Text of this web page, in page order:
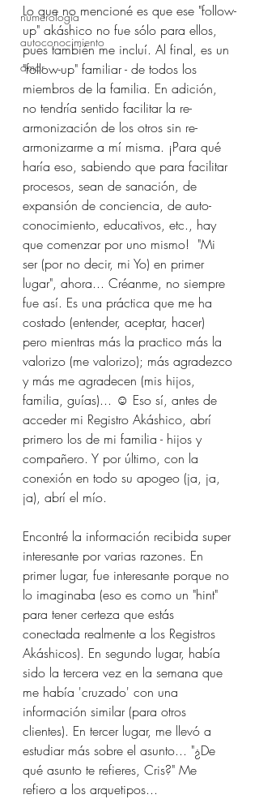
numerologia
autoconocimiento
amor
Lo que no mencioné es que ese "follow-
up" akáshico no fue sólo para ellos,
pues también me incluí. Al final, es un
"follow-up" familiar - de todos los
miembros de la familia. En adición,
no tendría sentido facilitar la re-
armonización de los otros sin re-
armonizarme a mí misma. ¡Para qué
haría eso, sabiendo que para facilitar
procesos, sean de sanación, de
expansión de conciencia, de auto-
conocimiento, educativos, etc., hay
que comenzar por uno mismo!  "Mi
ser (por no decir, mi Yo) en primer
lugar", ahora... Créanme, no siempre
fue así. Es una práctica que me ha
costado (entender, aceptar, hacer)
pero mientras más la practico más la
valorizo (me valorizo); más agradezco
y más me agradecen (mis hijos,
familia, guías)... ☺︎ Eso sí, antes de
acceder mi Registro Akáshico, abrí
primero los de mi familia - hijos y
compañero. Y por último, con la
conexión en todo su apogeo (ja, ja,
ja), abrí el mío.
Encontré la información recibida super
interesante por varias razones. En
primer lugar, fue interesante porque no
lo imaginaba (eso es como un "hint"
para tener certeza que estás
conectada realmente a los Registros
Akáshicos). En segundo lugar, había
sido la tercera vez en la semana que
me había 'cruzado' con una
información similar (para otros
clientes). En tercer lugar, me llevó a
estudiar más sobre el asunto... "¿De
qué asunto te refieres, Cris?" Me
refiero a los arquetipos...